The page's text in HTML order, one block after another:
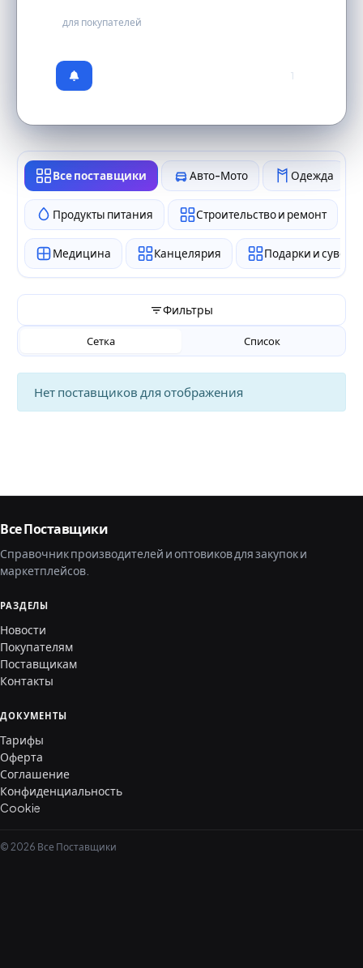
для покупателей
1
Все поставщики Авто-Мото Одежда
Продукты питания Строительство и ремонт
Медицина Канцелярия Подарки и
Фильтры
Сетка Список
Нет поставщиков для отображения
Все Поставщики
Справочник производителей и оптовиков для закупок и
маркетплейсов.
РАЗДЕЛЫ
Новости
Покупателям
Поставщикам
Контакты
ДОКУМЕНТЫ
Тарифы
Оферта
Соглашение
Конфиденциальность
Cookie
© 2026 Все Поставщики